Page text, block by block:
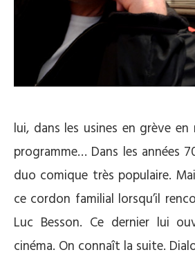
lui, dans les usines en grève
programme… Dans les années
duo comique très populaire.
ce cordon familial lorsqu’il
Luc Besson. Ce dernier lui
cinéma. On connaît la suite.